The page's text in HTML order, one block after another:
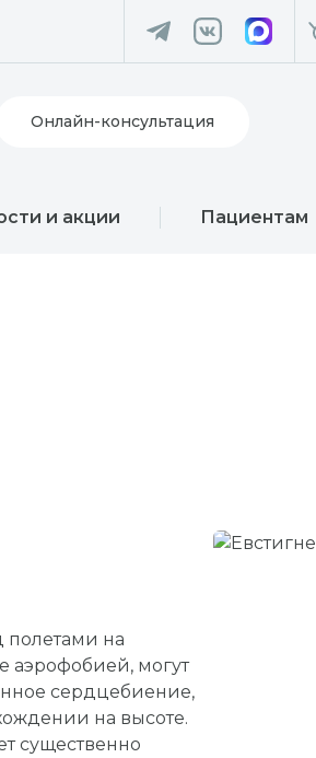
Онлайн-консультация
и акции Пациентам
полетами на
аэрофобией, могут
сердцебиение,
на высоте.
существенно